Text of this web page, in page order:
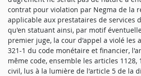
contrat pour violation par Negma de la
applicable aux prestataires de services
qu'en statuant ainsi, par motif
premier juge, la cour d'appel a violé les
321-1 du code monétaire et financier,
même code, ensemble les articles 1128,
civil, lus à la lumière de l'article 5 de la